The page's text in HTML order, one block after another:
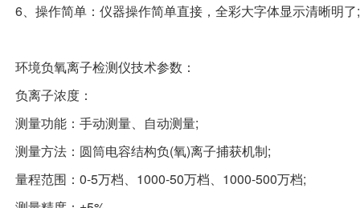
6、操作简单：仪器操作简单直接，全彩大字体显示清晰明了;
环境负氧离子检测仪技术参数：
负离子浓度：
测量功能：手动测量、自动测量;
测量方法：圆筒电容结构负(氧)离子捕获机制;
量程范围：0-5万档、1000-50万档、1000-500万档;